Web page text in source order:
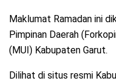
Maklumat Ramadan ini
Pimpinan Daerah
(MUI) Kabupaten Garut.
Dilihat di situs resmi